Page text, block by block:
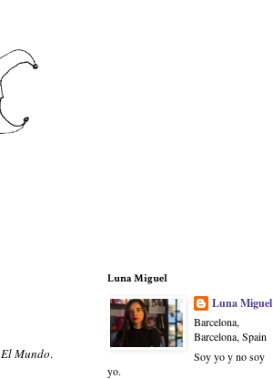
El Mundo.
Luna Miguel
Luna Miguel
Barcelona,
Barcelona, Spain
Soy yo y no soy
yo.